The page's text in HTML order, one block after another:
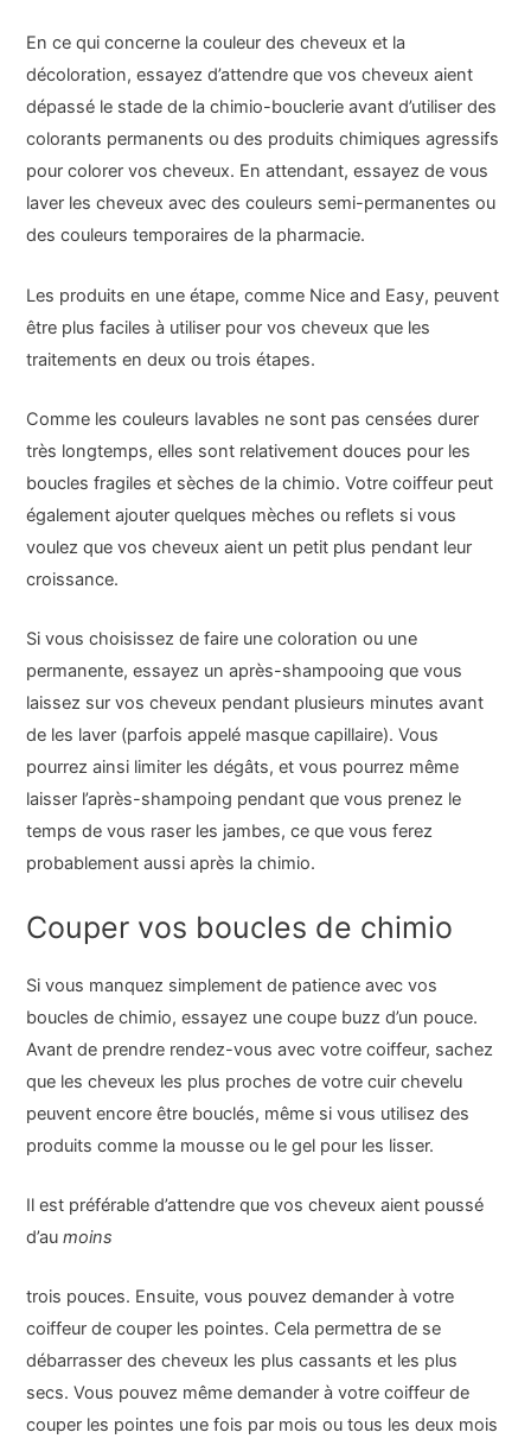
En ce qui concerne la couleur des cheveux et la
décoloration, essayez d’attendre que vos cheveux aient
dépassé le stade de la chimio-bouclerie avant d’utiliser des
colorants permanents ou des produits chimiques agressifs
pour colorer vos cheveux. En attendant, essayez de vous
laver les cheveux avec des couleurs semi-permanentes ou
des couleurs temporaires de la pharmacie.
Les produits en une étape, comme Nice and Easy, peuvent
être plus faciles à utiliser pour vos cheveux que les
traitements en deux ou trois étapes.
Comme les couleurs lavables ne sont pas censées durer
très longtemps, elles sont relativement douces pour les
boucles fragiles et sèches de la chimio. Votre coiffeur peut
également ajouter quelques mèches ou reflets si vous
voulez que vos cheveux aient un petit plus pendant leur
croissance.
Si vous choisissez de faire une coloration ou une
permanente, essayez un après-shampooing que vous
laissez sur vos cheveux pendant plusieurs minutes avant
de les laver (parfois appelé masque capillaire). Vous
pourrez ainsi limiter les dégâts, et vous pourrez même
laisser l’après-shampoing pendant que vous prenez le
temps de vous raser les jambes, ce que vous ferez
probablement aussi après la chimio.
Couper vos boucles de chimio
Si vous manquez simplement de patience avec vos
boucles de chimio, essayez une coupe buzz d’un pouce.
Avant de prendre rendez-vous avec votre coiffeur, sachez
que les cheveux les plus proches de votre cuir chevelu
peuvent encore être bouclés, même si vous utilisez des
produits comme la mousse ou le gel pour les lisser.
Il est préférable d’attendre que vos cheveux aient poussé
d’aumoins
trois pouces. Ensuite, vous pouvez demander à votre
coiffeur de couper les pointes. Cela permettra de se
débarrasser des cheveux les plus cassants et les plus
secs. Vous pouvez même demander à votre coiffeur de
couper les pointes une fois par mois ou tous les deux mois